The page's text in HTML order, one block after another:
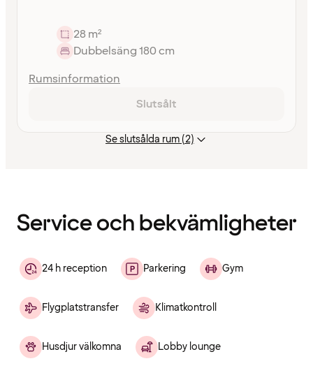
28 m²
Dubbelsäng 180 cm
Rumsinformation
Slutsålt
Se slutsålda rum (2)
Service och bekvämligheter
24 h reception Parkering Gym
Flygplatstransfer Klimatkontroll
Husdjur välkomna Lobby lounge